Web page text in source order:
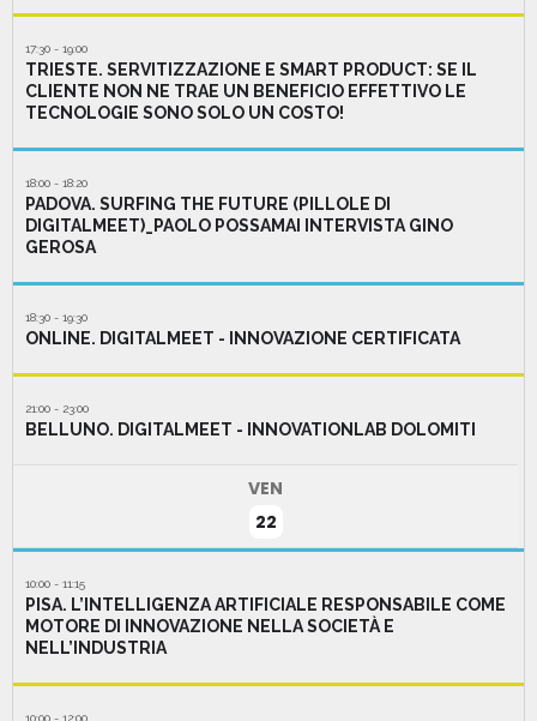
17:30 - 19:00
TRIESTE. SERVITIZZAZIONE E SMART PRODUCT: SE IL
CLIENTE NON NE TRAE UN BENEFICIO EFFETTIVO LE
TECNOLOGIE SONO SOLO UN COSTO!
18:00 - 18:20
PADOVA. SURFING THE FUTURE (PILLOLE DI
DIGITALMEET)_PAOLO POSSAMAI INTERVISTA GINO
GEROSA
18:30 - 19:30
ONLINE. DIGITALMEET - INNOVAZIONE CERTIFICATA
21:00 - 23:00
BELLUNO. DIGITALMEET - INNOVATIONLAB DOLOMITI
VEN
22
10:00 - 11:15
PISA. L’INTELLIGENZA ARTIFICIALE RESPONSABILE COME
MOTORE DI INNOVAZIONE NELLA SOCIETÀ E
NELL’INDUSTRIA
10:00 - 12:00